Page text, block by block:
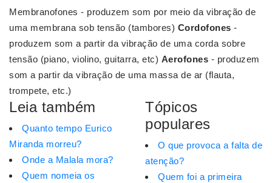
Membranofones - produzem som por meio da vibração de
uma membrana sob tensão (tambores) Cordofones -
produzem som a partir da vibração de uma corda sobre
tensão (piano, violino, guitarra, etc) Aerofones - produzem
som a partir da vibração de uma massa de ar (flauta,
trompete, etc.)
Leia também
Quanto tempo Eurico
Miranda morreu?
Onde a Malala mora?
Quem nomeia os
Tópicos
populares
O que provoca a falta de
atenção?
Quem foi a primeira